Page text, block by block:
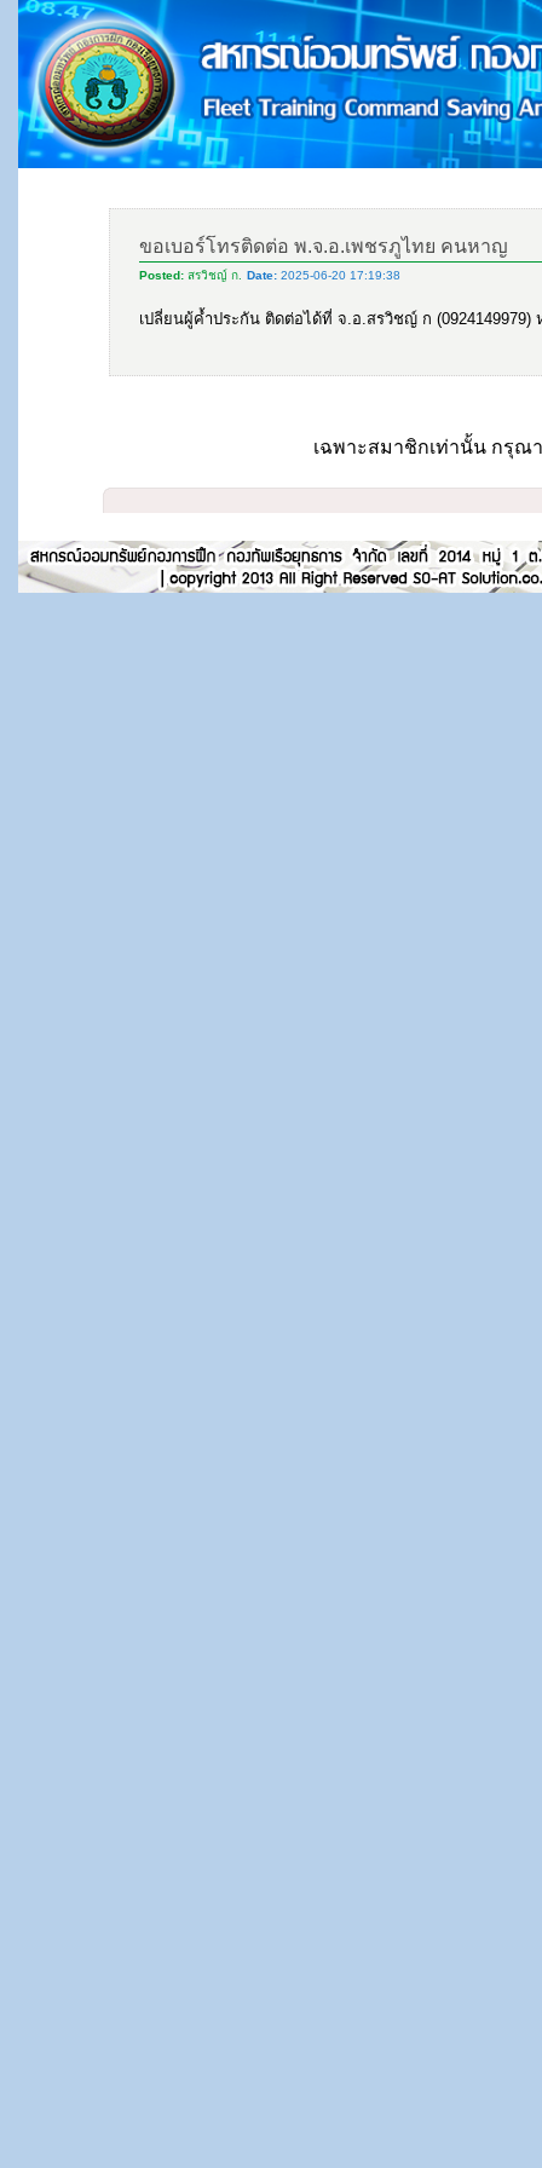
ขอเบอร์โทรติดต่อ พ.จ.อ.เพชรภูไทย คนหาญ
Posted: สรวิชญ์ ก. Date: 2025-06-20 17:19:38
เปลี่ยนผู้ค้ำประกัน ติดต่อได้ที่ จ.อ.สรวิชญ์ ก (0924149979)
เฉพาะสมาชิกเท่านั้น กรุณ